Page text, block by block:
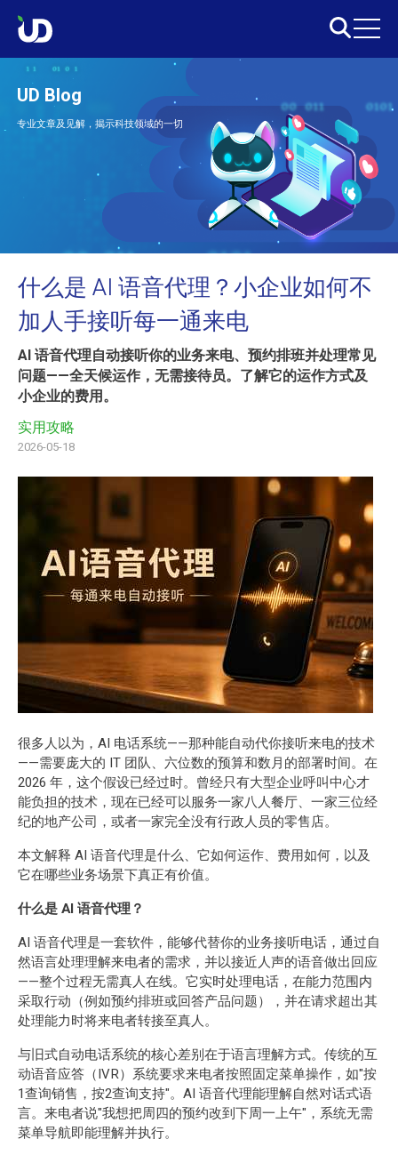
UD Blog
专业文章及见解，揭示科技领域的一切
什么是 AI 语音代理？小企业如何不
加人手接听每一通来电
AI 语音代理自动接听你的业务来电、预约排班并处理常见
问题——全天候运作，无需接待员。了解它的运作方式及
小企业的费用。
实用攻略
2026-05-18
很多人以为，AI 电话系统——那种能自动代你接听来电的技术
——需要庞大的 IT 团队、六位数的预算和数月的部署时间。在
2026 年，这个假设已经过时。曾经只有大型企业呼叫中心才
能负担的技术，现在已经可以服务一家八人餐厅、一家三位经
纪的地产公司，或者一家完全没有行政人员的零售店。
本文解释 AI 语音代理是什么、它如何运作、费用如何，以及
它在哪些业务场景下真正有价值。
什么是 AI 语音代理？
AI 语音代理是一套软件，能够代替你的业务接听电话，通过自
然语言处理理解来电者的需求，并以接近人声的语音做出回应
——整个过程无需真人在线。它实时处理电话，在能力范围内
采取行动（例如预约排班或回答产品问题），并在请求超出其
处理能力时将来电者转接至真人。
与旧式自动电话系统的核心差别在于语言理解方式。传统的互
动语音应答（IVR）系统要求来电者按照固定菜单操作，如"按
1查询销售，按2查询支持"。AI 语音代理能理解自然对话式语
言。来电者说"我想把周四的预约改到下周一上午"，系统无需
菜单导航即能理解并执行。